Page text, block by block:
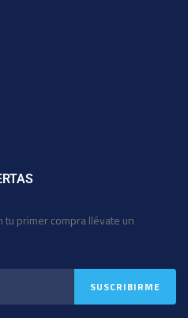
primer compra llévate un